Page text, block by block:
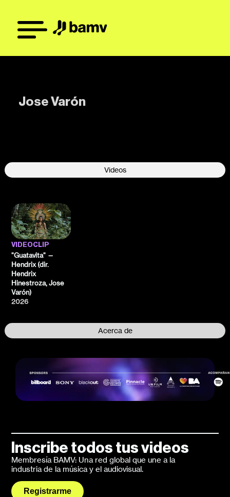
Jose Varón
Videos
Acerca de
VIDEOCLIP
"Guatavita" —
Hendrix (dir.
Hendrix
Hinestroza, Jose
Varón)
2026
Inscribe todos tus videos
Membresía BAMV: Una red global que une a la
industria de la música y el audiovisual.
Registrarme